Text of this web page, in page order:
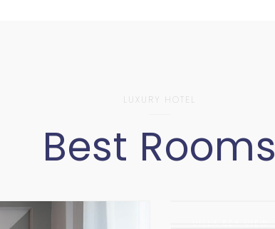
LUXURY HOTEL
Best Rooms